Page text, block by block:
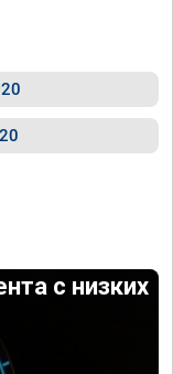
с низких